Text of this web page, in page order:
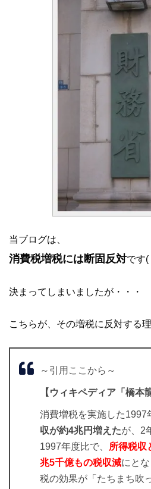
当ブログは、
消費税増税には断固反対です(
決まってしまいましたが・・・
こちらが、その増税に反対する理
～引用ここから～
【ウィキペディア「橋本
消費増税を実施した1997
収が約4兆円増えたが、2
1997年度比で、 所得税収
兆5千億もの税収減にと
税の効果が「たちまち吹